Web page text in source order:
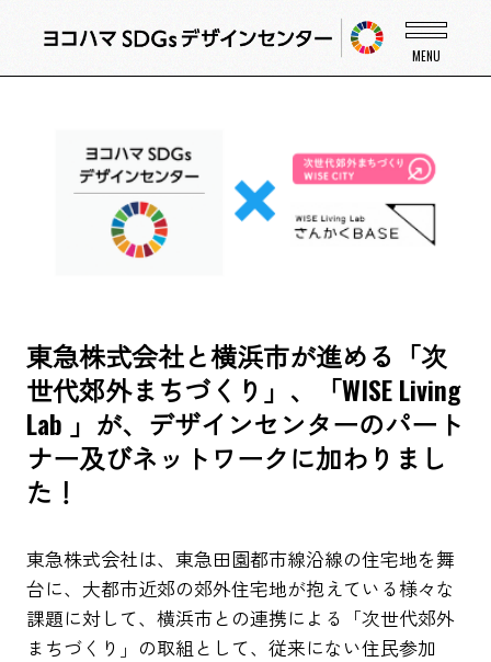
東急株式会社と横浜市が進める「次
世代郊外まちづくり」、「WISE Living
Lab 」が、デザインセンターのパート
ナー及びネットワークに加わりまし
た！
東急株式会社は、東急田園都市線沿線の住宅地を舞
台に、大都市近郊の郊外住宅地が抱えている様々な
課題に対して、横浜市との連携による「次世代郊外
まちづくり」の取組として、従来にない住民参加